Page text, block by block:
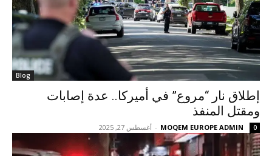
Blog
إطلاق نار “مروع” في أميركا.. عدة إصابات
ومقتل المنفذ
MOQEM EUROPE ADMIN
- أغسطس 27, 2025 0